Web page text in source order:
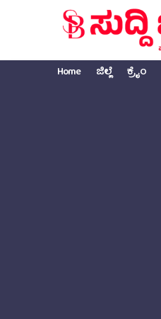
Home ಜಿಲ್ಲೆ ಕ್ರೈಂ